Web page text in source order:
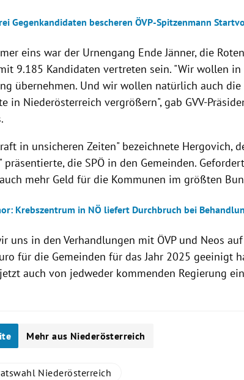
Gegenkandidaten bescheren ÖVP-Spitzenmann
eins war der Urnengang Ende Jänner, die
9.185 Kandidaten vertreten sein. "Wir wollen in
übernehmen. Und wir wollen natürlich auch die
in Niederösterreich vergrößern", gab GVV-
in unsicheren Zeiten" bezeichnete Hergovich,
präsentierte, die SPÖ in den Gemeinden.
mehr Geld für die Kommunen im größten
Krebszentrum in NÖ liefert Durchbruch bei
uns in den Verhandlungen mit ÖVP und Neos
für die Gemeinden für das Jahr 2025 geeinigt
auch von jedweder kommenden Regierung
Mehr aus Niederösterreich
Niederösterreich